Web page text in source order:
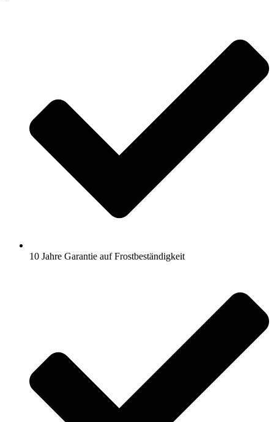
10 Jahre Garantie auf Frostbeständigkeit